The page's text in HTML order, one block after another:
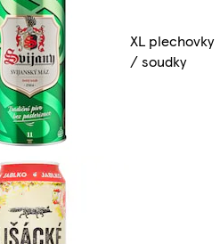
XL plechovky
/ soudky